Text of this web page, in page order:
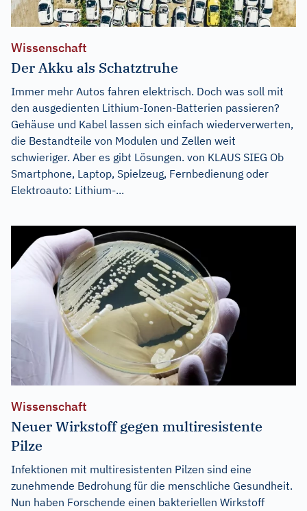
Wissenschaft
Der Akku als Schatztruhe
Immer mehr Autos fahren elektrisch. Doch was soll mit
den ausgedienten Lithium-Ionen-Batterien passieren?
Gehäuse und Kabel lassen sich einfach wiederverwerten,
die Bestandteile von Modulen und Zellen weit
schwieriger. Aber es gibt Lösungen. von KLAUS SIEG Ob
Smartphone, Laptop, Spielzeug, Fernbedienung oder
Elektroauto: Lithium-...
Wissenschaft
Neuer Wirkstoff gegen multiresistente
Pilze
Infektionen mit multiresistenten Pilzen sind eine
zunehmende Bedrohung für die menschliche Gesundheit.
Nun haben Forschende einen bakteriellen Wirkstoff